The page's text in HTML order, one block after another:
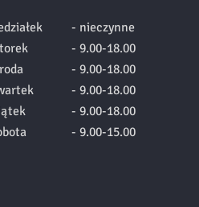
- nieczynne
- 9.00-18.00
- 9.00-18.00
- 9.00-18.00
- 9.00-18.00
- 9.00-15.00